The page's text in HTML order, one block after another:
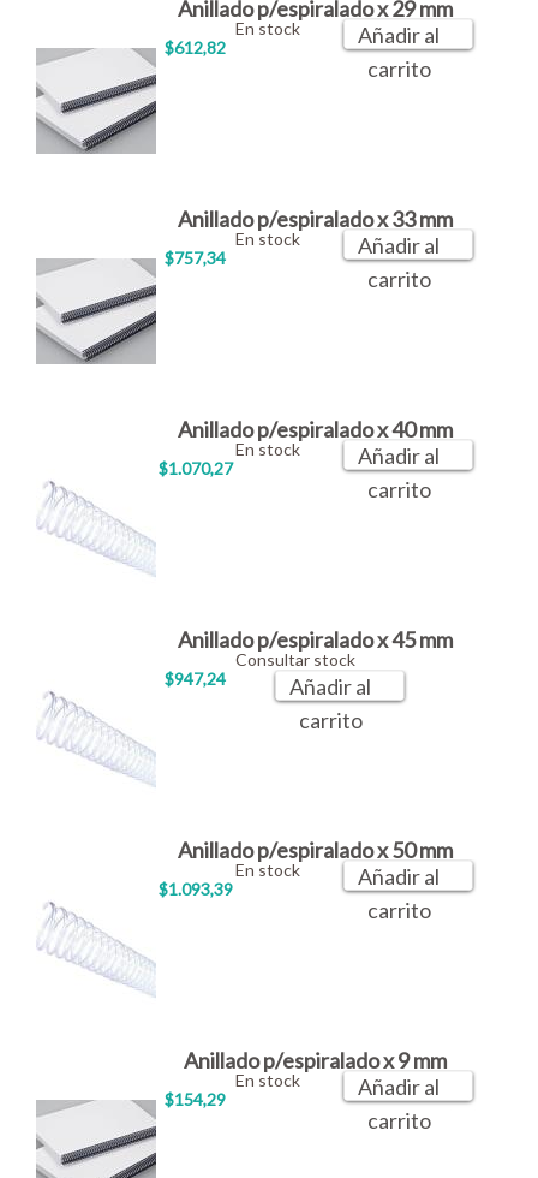
Anillado p/espiralado x 29 mm
$612,82
En stock
Añadir al
carrito
Anillado p/espiralado x 33 mm
$757,34
En stock
Añadir al
carrito
Anillado p/espiralado x 40 mm
$1.070,27
En stock
Añadir al
carrito
Anillado p/espiralado x 45 mm
$947,24
Consultar stock
Añadir al
carrito
Anillado p/espiralado x 50 mm
$1.093,39
En stock
Añadir al
carrito
Anillado p/espiralado x 9 mm
$154,29
En stock
Añadir al
carrito